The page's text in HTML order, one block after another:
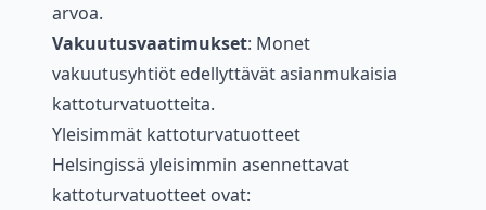
arvoa.
Vakuutusvaatimukset: Monet
vakuutusyhtiöt edellyttävät asianmukaisia
kattoturvatuotteita.
Yleisimmät kattoturvatuotteet
Helsingissä yleisimmin asennettavat
kattoturvatuotteet ovat: